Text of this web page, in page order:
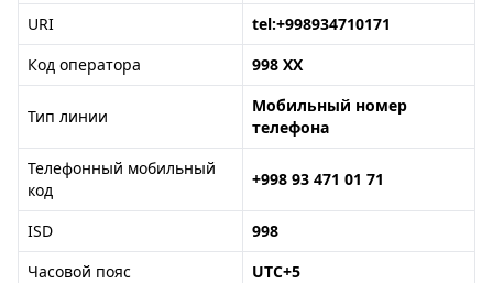
URI
tel:+998934710171
Код оператора
998 XX
Тип линии
Мобильный номер
телефона
Телефонный мобильный
код
+998 93 471 01 71
ISD
998
Часовой пояс
UTC+5